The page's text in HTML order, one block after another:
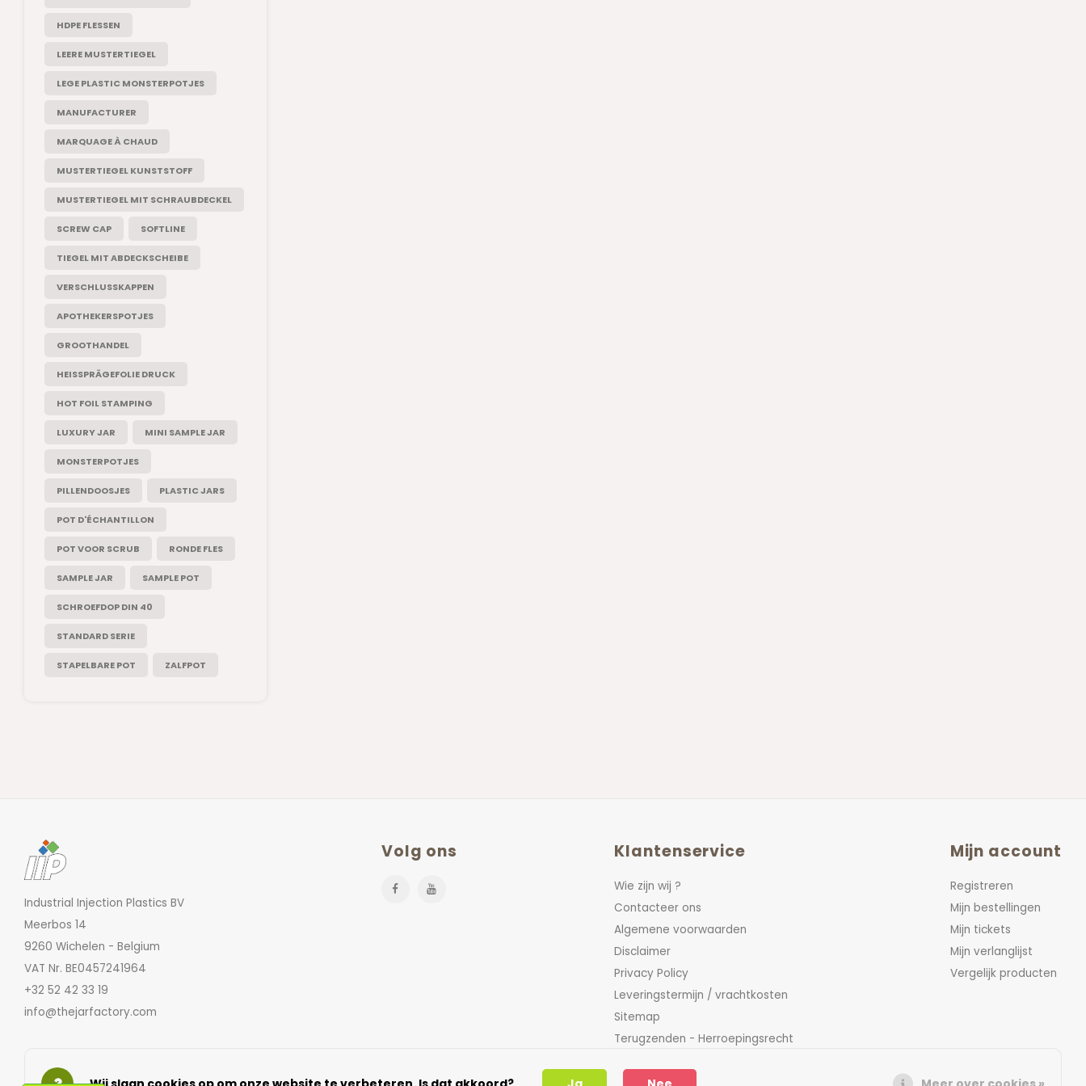
HDPE FLESSEN
LEERE MUSTERTIEGEL
LEGE PLASTIC MONSTERPOTJES
MANUFACTURER
MARQUAGE À CHAUD
MUSTERTIEGEL KUNSTSTOFF
MUSTERTIEGEL MIT SCHRAUBDECKEL
SCREW CAP SOFTLINE
TIEGEL MIT ABDECKSCHEIBE
VERSCHLUSSKAPPEN
APOTHEKERSPOTJES
GROOTHANDEL
HEISSPRÄGEFOLIE DRUCK
HOT FOIL STAMPING
LUXURY JAR MINI SAMPLE JAR
MONSTERPOTJES
PILLENDOOSJES PLASTIC JARS
POT D'ÉCHANTILLON
POT VOOR SCRUB RONDE FLES
SAMPLE JAR SAMPLE POT
SCHROEFDOP DIN 40
STANDARD SERIE
STAPELBARE POT ZALFPOT
Industrial Injection Plastics BV
Meerbos 14
9260 Wichelen - Belgium
VAT Nr. BE0457241964
+32 52 42 33 19
info@thejarfactory.com
Volg ons Klantenservice
Wie zijn wij ?
Contacteer ons
Algemene voorwaarden
Disclaimer
Privacy Policy
Leveringstermijn / vrachtkosten
Sitemap
Terugzenden - Herroepingsrecht
Mijn account
Registreren
Mijn bestellingen
Mijn tickets
Mijn verlanglijst
Vergelijk producten